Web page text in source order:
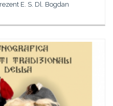
E. S. Dl. Bogdan